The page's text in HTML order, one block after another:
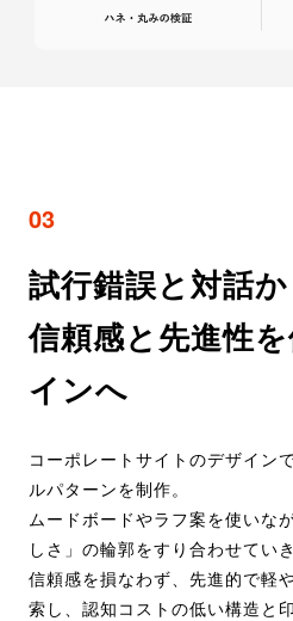
03
試行錯誤と対話
信頼感と先進性
インへ
コーポレートサイトのデザイン
ルパターンを制作。
ムードボードやラフ案を使いな
しさ」の輪郭をすり合わせてい
信頼感を損なわず、先進的で軽
索し、認知コストの低い構造と